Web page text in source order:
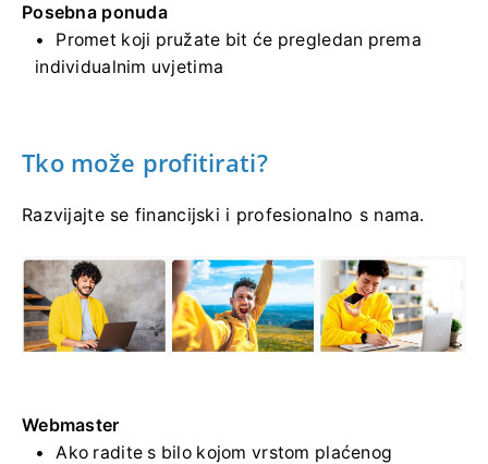
Posebna ponuda
Promet koji pružate bit će pregledan prema
individualnim uvjetima
Tko može profitirati?
Razvijajte se financijski i profesionalno s nama.
Webmaster
Ako radite s bilo kojom vrstom plaćenog